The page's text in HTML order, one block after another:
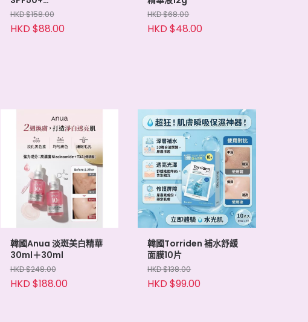
PA++++30ml*2
HKD $158.00
HKD $88.00
HKD $68.00
HKD $48.00
韓國Anua 淡斑美白精華
30ml＋30ml
HKD $248.00
HKD $188.00
韓國Torriden 補水舒緩
面膜10片
HKD $138.00
HKD $99.00